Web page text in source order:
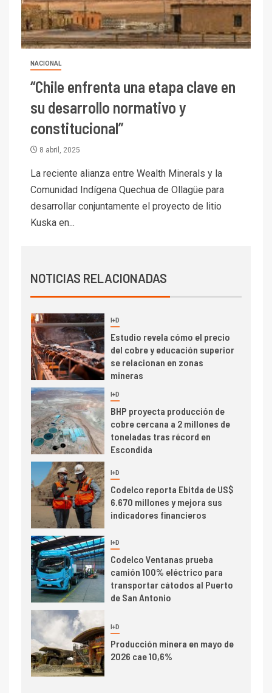
NACIONAL
“Chile enfrenta una etapa clave en
su desarrollo normativo y
constitucional”
8 abril, 2025
La reciente alianza entre Wealth Minerals y la
Comunidad Indígena Quechua de Ollagüe para
desarrollar conjuntamente el proyecto de litio
Kuska en...
NOTICIAS RELACIONADAS
1 I+D
Codelco Ventanas prueba
I+D
Producción minera en mayo de
2026 cae 10,6%
3 I+D
PIB minero impacta el
crecimiento regional: Banco
Central reporta resultados
Cochilco: precio del cobre
de concentrados
5 I+D
Estudio revela cómo el precio
del cobre y educación superior
se relacionan en zonas
mineras
6 I+D
BHP proyecta producción de
cobre cercana a 2 millones de
toneladas tras récord en
Escondida
I+D
Codelco reporta Ebitda de US$
6.670 millones y mejora sus
indicadores financieros
1 I+D
Codelco Ventanas prueba
camión 100% eléctrico para
transportar cátodos al Puerto
de San Antonio
I+D
Producción minera en mayo de
2026 cae 10,6%